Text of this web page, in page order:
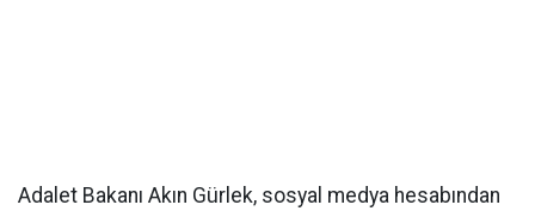
Adalet Bakanı Akın Gürlek, sosyal medya hesabından